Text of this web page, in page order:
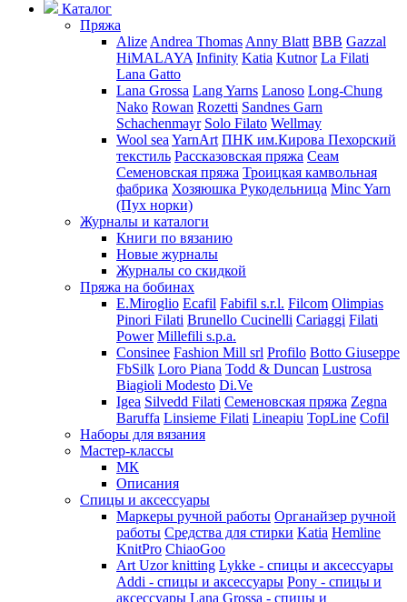
Каталог
Пряжа
Alize Andrea Thomas Anny Blatt BBB Gazzal
HiMALAYA Infinity Katia Kutnor La Filati
Lana Gatto
Lana Grossa Lang Yarns Lanoso Long-Chung
Nako Rowan Rozetti Sandnes Garn
Schachenmayr Solo Filato Wellmay
Wool sea YarnArt ПНК им.Кирова Пехорский
текстиль Рассказовская пряжа Сеам
Семеновская пряжа Троицкая камвольная
фабрика Хозяюшка Рукодельница Minc Yarn
(Пух норки)
Журналы и каталоги
Книги по вязанию
Новые журналы
Журналы со скидкой
Пряжа на бобинах
E.Miroglio Ecafil Fabifil s.r.l. Filcom Olimpias
Pinori Filati Brunello Cucinelli Cariaggi Filati
Power Millefili s.p.a.
Consinee Fashion Mill srl Profilo Botto Giuseppe
FbSilk Loro Piana Todd & Duncan Lustrosa
Biagioli Modesto Di.Ve
Igea Silvedd Filati Семеновская пряжа Zegna
Baruffa Linsieme Filati Lineapiu TopLine Cofil
Наборы для вязания
Мастер-классы
МК
Описания
Спицы и аксессуары
Маркеры ручной работы Органайзер ручной
работы Средства для стирки Katia Hemline
KnitPro ChiaoGoo
Art Uzor knitting Lykke - спицы и аксессуары
Addi - спицы и аксессуары Pony - спицы и
аксессуары Lana Grossa - спицы и